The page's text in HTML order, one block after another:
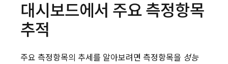
대시보드에서 주요 측정항목
추적
주요 측정항목의 추세를 알아보려면 측정항목을 성능